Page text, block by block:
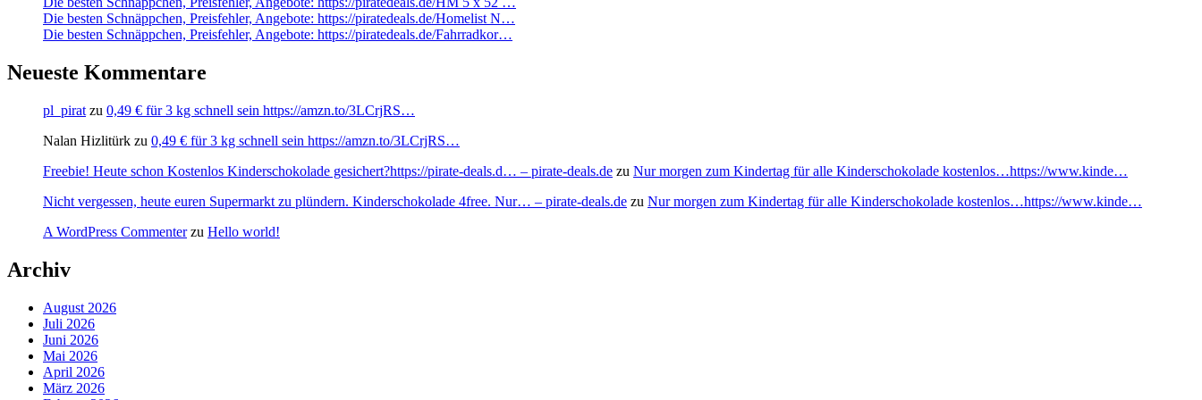
Die besten Schnäppchen, Preisfehler, Angebote: https://piratedeals.de/Homelist N…
Die besten Schnäppchen, Preisfehler, Angebote: https://piratedeals.de/Fahrradkor…
Neueste Kommentare
pl_pirat zu 0,49 € für 3 kg schnell sein https://amzn.to/3LCrjRS…
Nalan Hizlitürk zu 0,49 € für 3 kg schnell sein https://amzn.to/3LCrjRS…
Freebie! Heute schon Kostenlos Kinderschokolade gesichert?https://pirate-deals.d… – pirate-deals.de zu Nur morgen zum Kindertag für alle Kinderschokolade kostenlos…https://www.kinde…
Nicht vergessen, heute euren Supermarkt zu plündern. Kinderschokolade 4free. Nur… – pirate-deals.de zu Nur morgen zum Kindertag für alle Kinderschokolade kostenlos…https://www.kinde…
A WordPress Commenterzu Hello world!
Archiv
August 2026
Juli 2026
Juni 2026
Mai 2026
April 2026
März 2026